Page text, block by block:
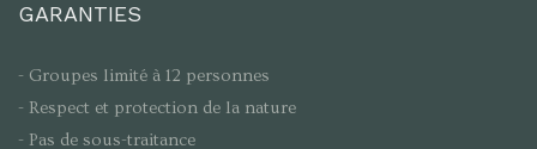
GARANTIES
- Groupes limité à 12 personnes
- Respect et protection de la nature
- Pas de sous-traitance